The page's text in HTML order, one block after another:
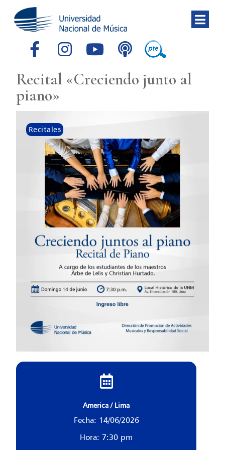
Recital «Creciendo junto al
piano»
Recitales
America / Lima
Fecha: 14/06/2026
Hora: 7:30 pm